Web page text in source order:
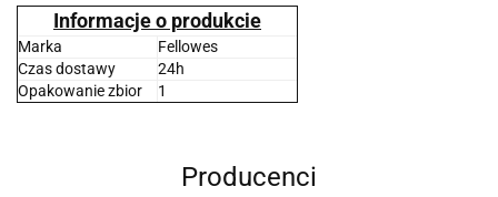
Informacje o produkcie
Marka
Fellowes
Czas dostawy
24h
Opakowanie zbior
1
Producenci